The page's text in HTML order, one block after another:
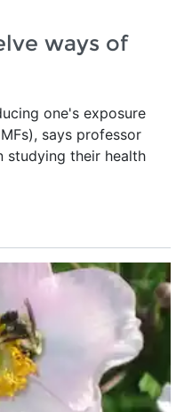
ways of
one's exposure
says professor
studying their health